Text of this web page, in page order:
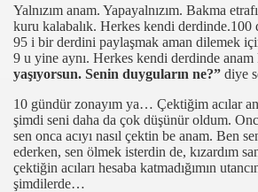
Yalnızım anam. Yapayalnızım. Bakma
kuru kalabalık. Herkes kendi derdinde.100
95 i bir derdini paylaşmak aman dilemek
9 u yine aynı. Herkes kendi derdinde anam
yaşıyorsun. Senin duyguların ne?” diye
10 gündür zonayım ya… Çektiğim acılar
şimdi seni daha da çok düşünür oldum.
sen onca acıyı nasıl çektin be anam. Ben
ederken, sen ölmek isterdin de, kızardım
çektiğin acıları hesaba katmadığımın
şimdilerde…
Giriyor)
Jesti)